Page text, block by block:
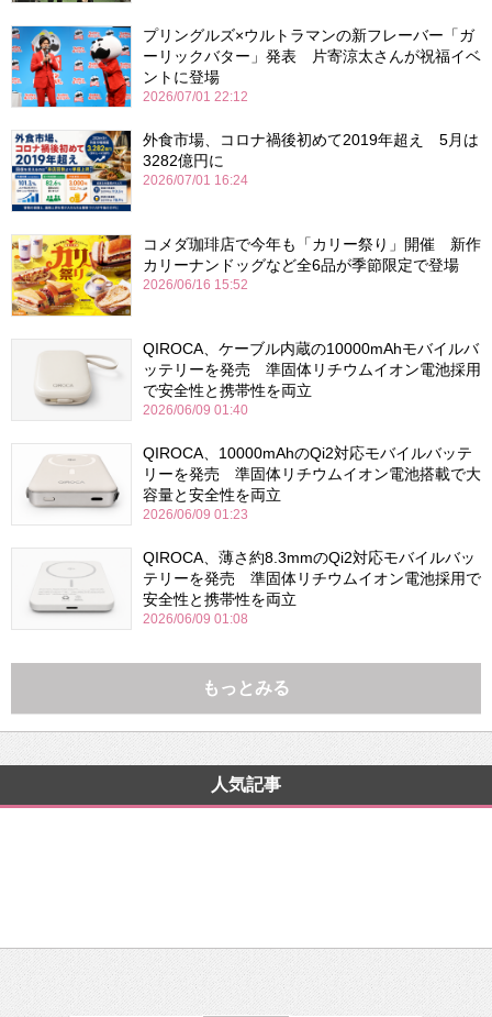
プリングルズ×ウルトラマンの新フレーバー「ガ
ーリックバター」発表 片寄涼太さんが祝福イベ
ントに登場
2026/07/01 22:12
外食市場、コロナ禍後初めて2019年超え 5月は
3282億円に
2026/07/01 16:24
コメダ珈琲店で今年も「カリー祭り」開催 新作
カリーナンドッグなど全6品が季節限定で登場
2026/06/16 15:52
QIROCA、ケーブル内蔵の10000mAhモバイルバ
ッテリーを発売 準固体リチウムイオン電池採用
で安全性と携帯性を両立
2026/06/09 01:40
QIROCA、10000mAhのQi2対応モバイルバッテ
リーを発売 準固体リチウムイオン電池搭載で大
容量と安全性を両立
2026/06/09 01:23
QIROCA、薄さ約8.3mmのQi2対応モバイルバッ
テリーを発売 準固体リチウムイオン電池採用で
安全性と携帯性を両立
2026/06/09 01:08
もっとみる
人気記事